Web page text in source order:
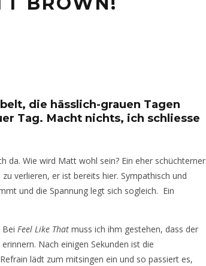
die hässlich-grauen Tagen
Tag. Macht nichts, ich schliesse
da. Wie wird Matt wohl sein? Ein eher schüchterner
verlieren, er ist bereits hier. Sympathisch und
und die Spannung legt sich sogleich. Ein
Feel Like That muss ich ihm gestehen, dass der
Nach einigen Sekunden ist die
lädt zum mitsingen ein und so passiert es,